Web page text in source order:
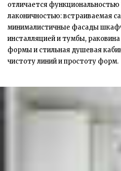
отличается функциональностью
лаконичностью: встраиваемая
минималистичные фасады
инсталляцией и тумбы,
формы и стильная душевая
чистоту линий и простоту форм.